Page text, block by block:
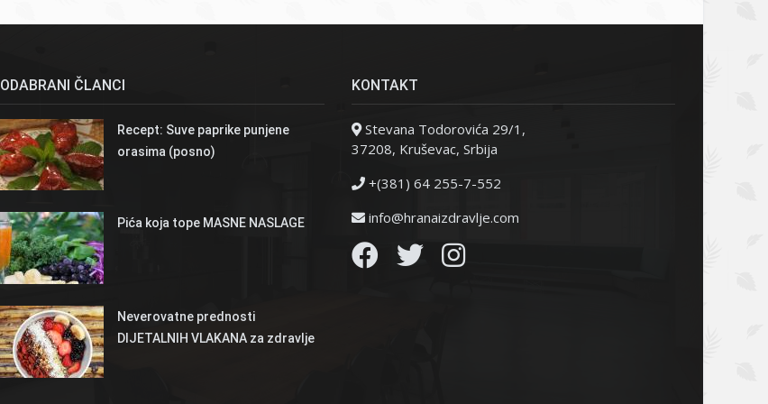
ODABRANI ČLANCI
Recept: Suve paprike punjene
orasima (posno)
Pića koja tope MASNE NASLAGE
Neverovatne prednosti
DIJETALNIH VLAKANA za zdravlje
KONTAKT
Stevana Todorovića 29/1,
37208, Kruševac, Srbija
+(381) 64 255-7-552
info@hranaizdravlje.com